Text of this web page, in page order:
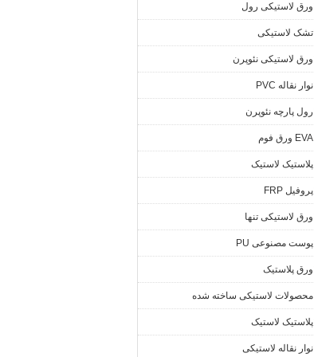
ورق لاستیکی رول
تشک لاستیکی
ورق لاستیکی نئوپرن
نوار نقاله PVC
رول پارچه نئوپرن
EVA ورق فوم
پلاستیک لاستیک
پروفیل FRP
ورق لاستیکی تنها
پوست مصنوعی PU
ورق پلاستیک
محصولات لاستیکی ساخته شده
پلاستیک لاستیک
نوار نقاله لاستیکی